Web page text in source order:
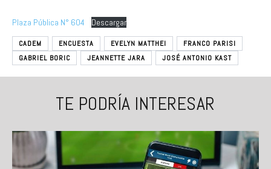
Plaza Pública N° 604 Descargar
CADEM ENCUESTA EVELYN MATTHEI
FRANCO PARISI
GABRIEL BORIC
JEANNETTE JARA JOSÉ ANTONIO KAST
TE PODRÍA INTERESAR